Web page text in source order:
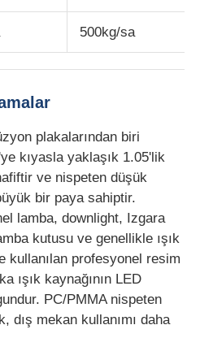
500kg/sa
plakalarından biri
kıyasla yaklaşık 1.05'lik
ve nispeten düşük
bir paya sahiptir.
lamba, downlight, Izgara
kutusu ve genellikle ışık
kullanılan profesyonel resim
ışık kaynağının LED
PC/PMMA nispeten
dış mekan kullanımı daha